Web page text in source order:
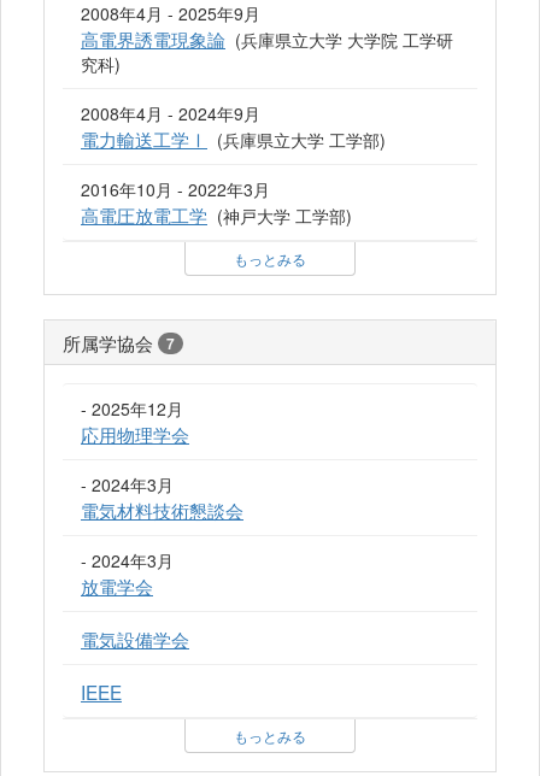
2008年4月 - 2025年9月
高電界誘電現象論 (兵庫県立大学 大学院 工学研
究科)
2008年4月 - 2024年9月
電力輸送工学Ⅰ (兵庫県立大学 工学部)
2016年10月 - 2022年3月
高電圧放電工学 (神戸大学 工学部)
もっとみる
所属学協会 7
- 2025年12月
応用物理学会
- 2024年3月
電気材料技術懇談会
- 2024年3月
放電学会
電気設備学会
IEEE
もっとみる